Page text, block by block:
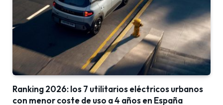
Ranking 2026: los 7 utilitarios eléctricos urbanos
con menor coste de uso a 4 años en España